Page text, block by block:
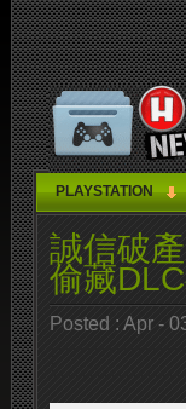
PLAYSTATION
誠信破
偷藏
Posted : Apr -